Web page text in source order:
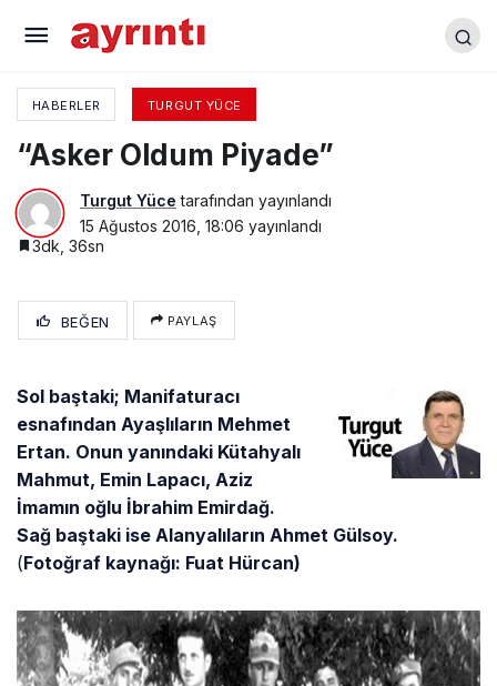
HABERLER TURGUT YÜCE
“Asker Oldum Piyade”
Turgut Yüce tarafından yayınlandı
15 Ağustos 2016, 18:06 yayınlandı
3dk, 36sn
BEĞEN PAYLAŞ
Sol baştaki; Manifaturacı
esnafından Ayaşlıların Mehmet
Ertan. Onun yanındaki Kütahyalı
Mahmut, Emin Lapacı, Aziz
İmamın oğlu İbrahim Emirdağ.
Sağ baştaki ise Alanyalıların Ahmet Gülsoy.
(Fotoğraf kaynağı: Fuat Hürcan)
Yenişehir Sevdalısı Bir Adam